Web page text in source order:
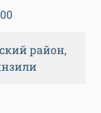
район,